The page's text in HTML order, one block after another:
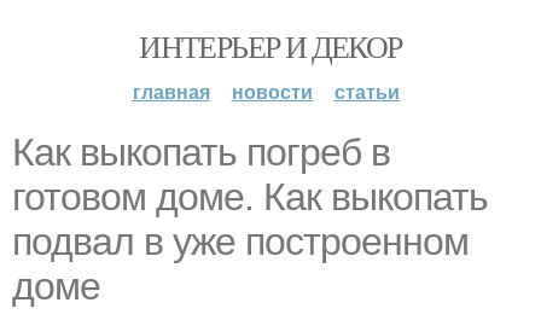
ИНТЕРЬЕР И ДЕКОР
главная новости статьи
Как выкопать погреб в
готовом доме. Как выкопать
подвал в уже построенном
доме